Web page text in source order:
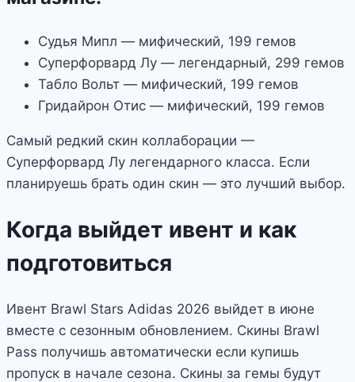
Судья Мипл — мифический, 199 гемов
Суперфорвард Лу — легендарный, 299 гемов
Табло Вольт — мифический, 199 гемов
Гридайрон Отис — мифический, 199 гемов
Самый редкий скин коллаборации —
Суперфорвард Лу легендарного класса. Если
планируешь брать один скин — это лучший выбор.
Когда выйдет ивент и как
подготовиться
Ивент Brawl Stars Adidas 2026 выйдет в июне
вместе с сезонным обновлением. Скины Brawl
Pass получишь автоматически если купишь
пропуск в начале сезона. Скины за гемы будут